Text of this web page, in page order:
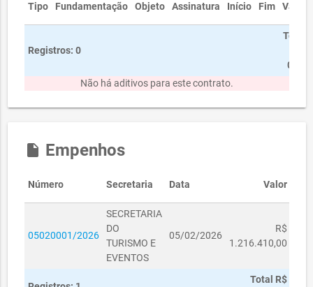
Tipo Fundamentação Objeto Assinatura Início Fim Valor
Registros: 0
Total
0,00
Não há aditivos para este contrato.
insert_drive_file Empenhos
Número Secretaria Data Valor
05020001/2026
SECRETARIA
DO
TURISMO E
EVENTOS
05/02/2026
R$
1.216.410,00
Total R$